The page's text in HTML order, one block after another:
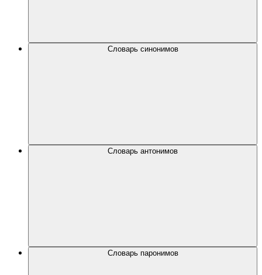
Словарь синонимов
Словарь антонимов
Словарь паронимов